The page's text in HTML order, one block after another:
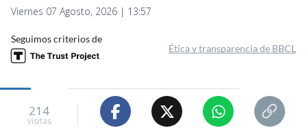
Viernes 07 Agosto, 2026 | 13:57
Seguimos criterios de
Ética y transparencia de BBCL
214
visitas